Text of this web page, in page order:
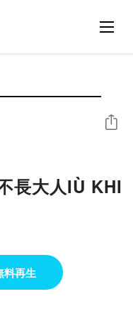
長大人IÙ KHI
シェア
料再生